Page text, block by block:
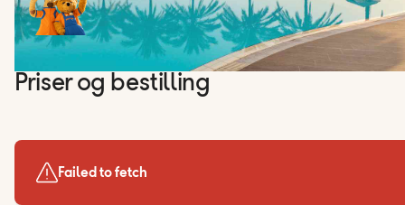
Priser og bestilling
Failed to fetch